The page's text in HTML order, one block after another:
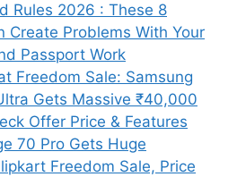
Rules 2026 : These 8
Create Problems With Your
Passport Work
Freedom Sale: Samsung
Gets Massive ₹40,000
Offer Price & Features
70 Pro Gets Huge
Freedom Sale, Price